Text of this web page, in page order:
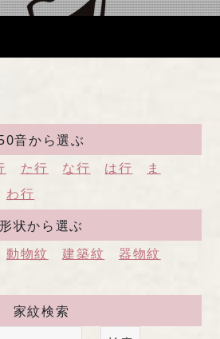
せ
式会社
京都府京都市中京区
下ル柳水町75
音から選ぶ
た行 な行 は行
ま
わ行
形状から選ぶ
動物紋 建築紋
器物紋
家紋検索